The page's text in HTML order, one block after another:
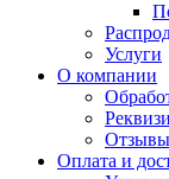
Услуги
О компании
Отзывы
Оплата и